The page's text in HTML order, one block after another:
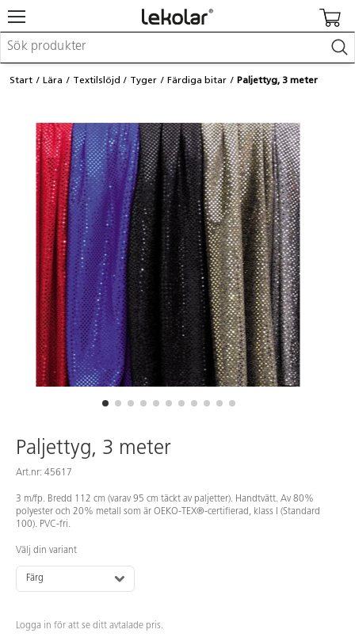
Möbler & inredning
Leka
Barnvagnar & småbarnsartiklar
Skolförbrukning & kontorsmaterial
Logga in / Registrera dig
Hitta din säljare
Kontakta Lekolar
Start Lära Textilslöjd Tyger Färdiga bitar Paljettyg, 3 meter
Paljettyg, 3 meter
Art.nr: 45617
3 m/fp. Bredd 112 cm (varav 95 cm täckt av paljetter). Handtvätt. Av 80%
polyester och 20% metall som är OEKO-TEX®-certifierad, klass I (Standard
100). PVC-fri.
Välj din variant
Färg
Logga in för att se ditt avtalade pris.